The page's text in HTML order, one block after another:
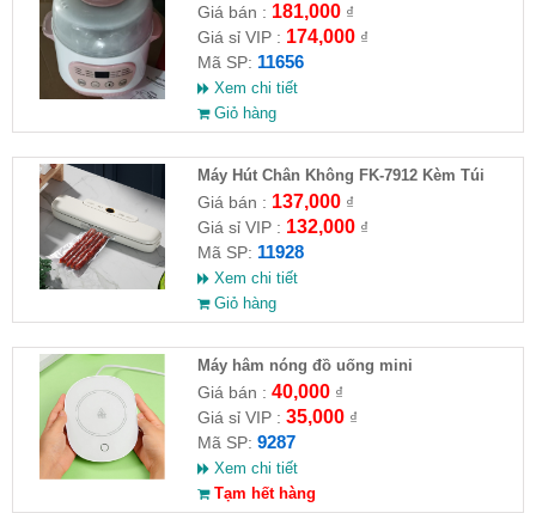
Giá bán : 181,000₫
Giá sỉ VIP : 174,000₫
Mã SP: 11656
Xem chi tiết
Giỏ hàng
Máy Hút Chân Không FK-7912 Kèm Túi
Giá bán : 137,000₫
Giá sỉ VIP : 132,000₫
Mã SP: 11928
Xem chi tiết
Giỏ hàng
Máy hâm nóng đồ uống mini
16.5x12x2.8cm
Giá bán : 40,000₫
Giá sỉ VIP : 35,000₫
Mã SP: 9287
Xem chi tiết
Tạm hết hàng